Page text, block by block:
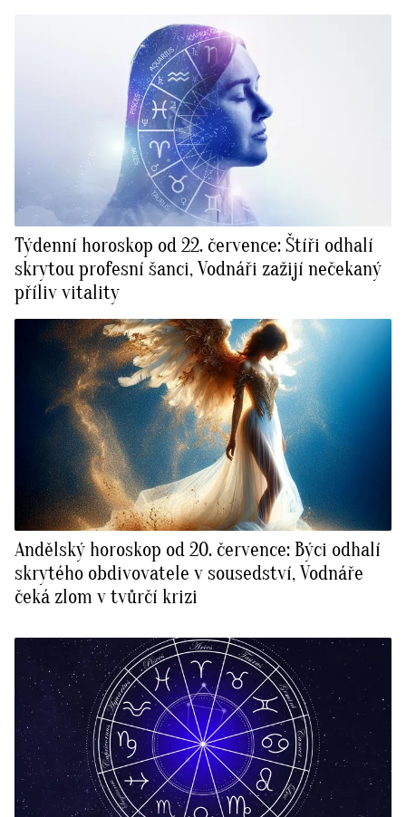
Týdenní horoskop od 22. července: Štíři odhalí
skrytou profesní šanci, Vodnáři zažijí nečekaný
příliv vitality
Andělský horoskop od 20. července: Býci odhalí
skrytého obdivovatele v sousedství, Vodnáře
čeká zlom v tvůrčí krizi